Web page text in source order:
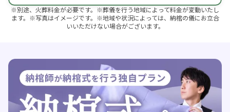
※別途、火葬料金が必要です。※葬儀を行う地域によって料金が変動いたし
ます。※写真はイメージです。※地域や状況によっては、納棺の儀にお立合
いいただけない場合がございます。